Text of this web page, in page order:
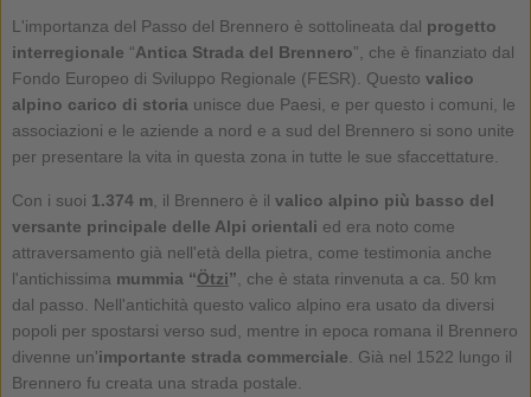
L'importanza del Passo del Brennero è sottolineata dal progetto
interregionale “Antica Strada del Brennero”, che è finanziato dal
Fondo Europeo di Sviluppo Regionale (FESR). Questo valico
alpino carico di storia unisce due Paesi, e per questo i comuni, le
associazioni e le aziende a nord e a sud del Brennero si sono unite
per presentare la vita in questa zona in tutte le sue sfaccettature.
Con i suoi 1.374 m, il Brennero è il valico alpino più basso del
versante principale delle Alpi orientali ed era noto come
attraversamento già nell'età della pietra, come testimonia anche
l'antichissima mummia “Ötzi” , che è stata rinvenuta a ca. 50 km
dal passo. Nell'antichità questo valico alpino era usato da diversi
popoli per spostarsi verso sud, mentre in epoca romana il Brennero
divenne un'importante strada commerciale . Già nel 1522 lungo il
Brennero fu creata una strada postale.